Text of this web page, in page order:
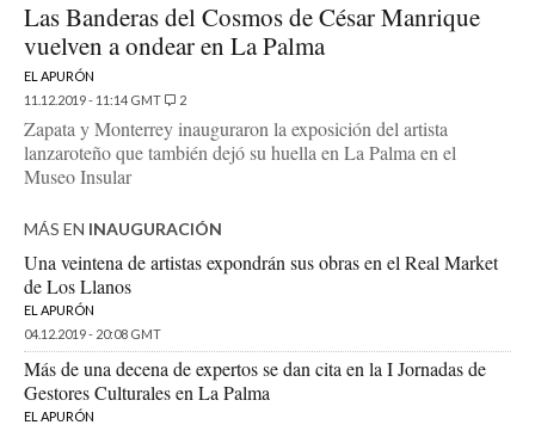
Las Banderas del Cosmos de César Manrique
vuelven a ondear en La Palma
EL APURÓN
11.12.2019 - 11:14 GMT
2
Zapata y Monterrey inauguraron la exposición del artista
lanzaroteño que también dejó su huella en La Palma en el
Museo Insular
MÁS EN INAUGURACIÓN
Una veintena de artistas expondrán sus obras en el Real Market
de Los Llanos
EL APURÓN
04.12.2019 - 20:08 GMT
Más de una decena de expertos se dan cita en la I Jornadas de
Gestores Culturales en La Palma
EL APURÓN